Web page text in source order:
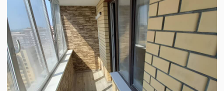
Чтобы рассчитать стоимость
остекления — напишите нам
Частые вопросы
Блог
Отзывы